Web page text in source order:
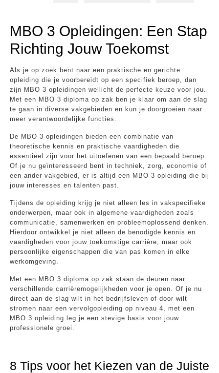
MBO 3 Opleidingen: Een Stap
Richting Jouw Toekomst
Als je op zoek bent naar een praktische en gerichte
opleiding die je voorbereidt op een specifiek beroep, dan
zijn MBO 3 opleidingen wellicht de perfecte keuze voor jou.
Met een MBO 3 diploma op zak ben je klaar om aan de slag
te gaan in diverse vakgebieden en kun je doorgroeien naar
meer verantwoordelijke functies.
De MBO 3 opleidingen bieden een combinatie van
theoretische kennis en praktische vaardigheden die
essentieel zijn voor het uitoefenen van een bepaald beroep.
Of je nu geïnteresseerd bent in techniek, zorg, economie of
een ander vakgebied, er is altijd een MBO 3 opleiding die bij
jouw interesses en talenten past.
Tijdens de opleiding krijg je niet alleen les in vakspecifieke
onderwerpen, maar ook in algemene vaardigheden zoals
communicatie, samenwerken en probleemoplossend denken.
Hierdoor ontwikkel je niet alleen de benodigde kennis en
vaardigheden voor jouw toekomstige carrière, maar ook
persoonlijke eigenschappen die van pas komen in elke
werkomgeving.
Met een MBO 3 diploma op zak staan de deuren naar
verschillende carrièremogelijkheden voor je open. Of je nu
direct aan de slag wilt in het bedrijfsleven of door wilt
stromen naar een vervolgopleiding op niveau 4, met een
MBO 3 opleiding leg je een stevige basis voor jouw
professionele groei.
8 Tips voor het Kiezen van de Juiste